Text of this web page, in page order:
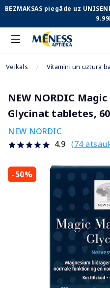
BEZMAKSAS piegāde uz
Veikals Vitamīni un uztura
NEW NORDIC
Glycinat tabletes,
NEW NORDIC
4.9 (74
-50%